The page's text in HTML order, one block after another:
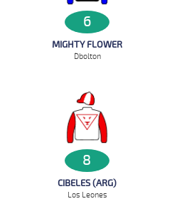
6
MIGHTY FLOWER
D`bolton
8
CIBELES (ARG)
Los Leones